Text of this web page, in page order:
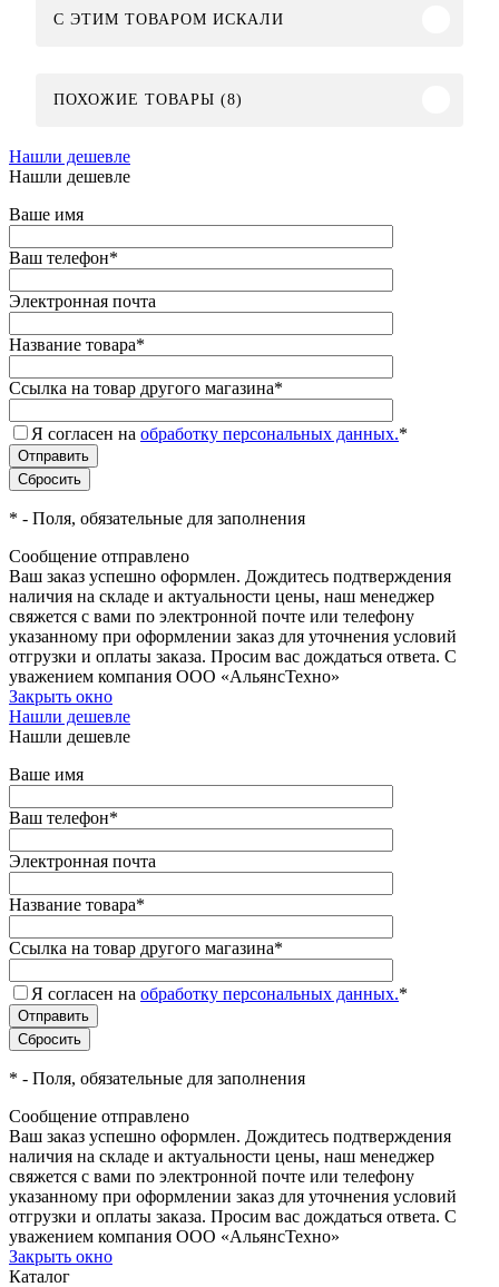
C ЭТИМ ТОВАРОМ ИСКАЛИ
ПОХОЖИЕ ТОВАРЫ (8)
Нашли дешевле
Нашли дешевле
Ваше имя
Ваш телефон*
Электронная почта
Название товара*
Ссылка на товар другого магазина*
Я согласен на обработку персональных данных.*
* - Поля, обязательные для заполнения
Сообщение отправлено
Ваш заказ успешно оформлен. Дождитесь подтверждения
наличия на складе и актуальности цены, наш менеджер
свяжется с вами по электронной почте или телефону
указанному при оформлении заказ для уточнения условий
отгрузки и оплаты заказа. Просим вас дождаться ответа. С
уважением компания ООО «АльянсТехно»
Закрыть окно
Нашли дешевле
Нашли дешевле
Ваше имя
Ваш телефон*
Электронная почта
Название товара*
Ссылка на товар другого магазина*
Я согласен на обработку персональных данных.*
* - Поля, обязательные для заполнения
Сообщение отправлено
Ваш заказ успешно оформлен. Дождитесь подтверждения
наличия на складе и актуальности цены, наш менеджер
свяжется с вами по электронной почте или телефону
указанному при оформлении заказ для уточнения условий
отгрузки и оплаты заказа. Просим вас дождаться ответа. С
уважением компания ООО «АльянсТехно»
Закрыть окно
Каталог